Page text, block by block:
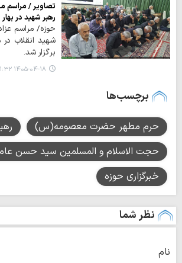
تصاویر / مراسم
رهبر شهید در بهار
حوزه/ مراسم
شهید انقلاب
برگزار شد.
۱۴۰۵-۰۴-۱۸ ۱۱:۳۲
برچسب‌ها
حرم مطهر حضرت معصومه(س)
حجت الاسلام و المسلمین سید حسن
خبرگزاری حوزه
نظر شما
نام